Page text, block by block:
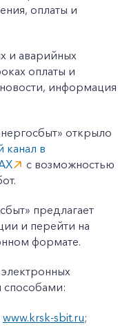
оплаты и
и аварийных
оплаты и
информация
открыло
в
с возможностью
предлагает
и перейти на
формате.
www.krsk-sbit.ru;